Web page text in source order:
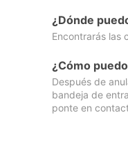
¿Dónde
Encontrarás las
¿Cómo
Después de
bandeja de
ponte en